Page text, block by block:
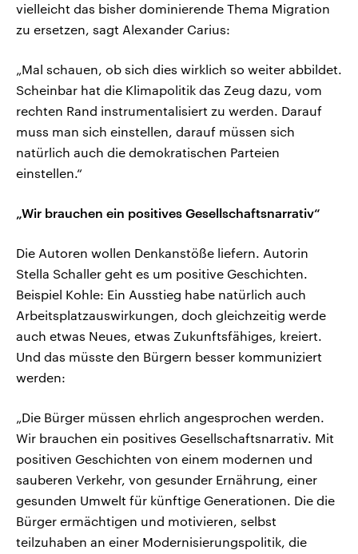
vielleicht das bisher dominierende Thema Migration
zu ersetzen, sagt Alexander Carius:
„Mal schauen, ob sich dies wirklich so weiter abbildet.
Scheinbar hat die Klimapolitik das Zeug dazu, vom
rechten Rand instrumentalisiert zu werden. Darauf
muss man sich einstellen, darauf müssen sich
natürlich auch die demokratischen Parteien
einstellen.“
„Wir brauchen ein positives Gesellschaftsnarrativ“
Die Autoren wollen Denkanstöße liefern. Autorin
Stella Schaller geht es um positive Geschichten.
Beispiel Kohle: Ein Ausstieg habe natürlich auch
Arbeitsplatzauswirkungen, doch gleichzeitig werde
auch etwas Neues, etwas Zukunftsfähiges, kreiert.
Und das müsste den Bürgern besser kommuniziert
werden:
„Die Bürger müssen ehrlich angesprochen werden.
Wir brauchen ein positives Gesellschaftsnarrativ. Mit
positiven Geschichten von einem modernen und
sauberen Verkehr, von gesunder Ernährung, einer
gesunden Umwelt für künftige Generationen. Die die
Bürger ermächtigen und motivieren, selbst
teilzuhaben an einer Modernisierungspolitik, die